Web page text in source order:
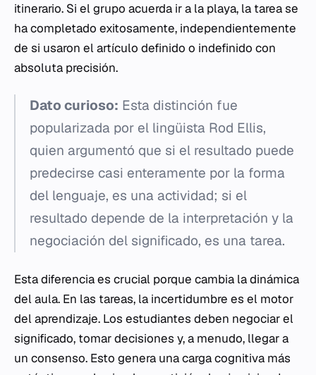
itinerario. Si el grupo acuerda ir a la playa, la tarea se
ha completado exitosamente, independientemente
de si usaron el artículo definido o indefinido con
absoluta precisión.
Dato curioso: Esta distinción fue
popularizada por el lingüista Rod Ellis,
quien argumentó que si el resultado puede
predecirse casi enteramente por la forma
del lenguaje, es una actividad; si el
resultado depende de la interpretación y la
negociación del significado, es una tarea.
Esta diferencia es crucial porque cambia la dinámica
del aula. En las tareas, la incertidumbre es el motor
del aprendizaje. Los estudiantes deben negociar el
significado, tomar decisiones y, a menudo, llegar a
un consenso. Esto genera una carga cognitiva más